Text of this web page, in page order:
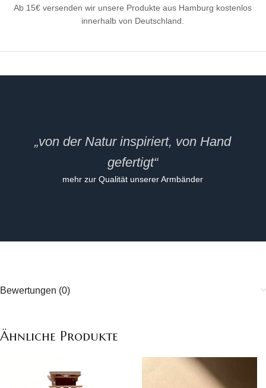
Ab 15€ versenden wir unsere Produkte aus Hamburg kostenlos
innerhalb von Deutschland.
„von der Natur inspiriert, von Hand
gefertigt“
mehr zur Qualität unserer Armbänder
Bewertungen (0)
Ähnliche Produkte